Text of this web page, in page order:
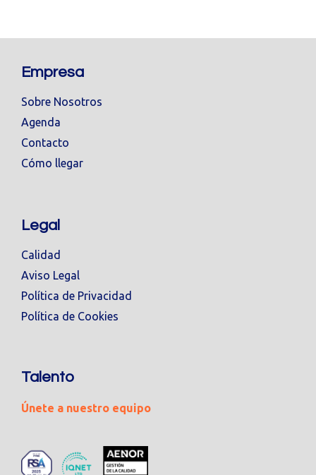
Empresa
Sobre Nosotros
Agenda
Contacto
Cómo llegar
Legal
Calidad
Aviso Legal
Política de Privacidad
Política de Cookies
Talento
Únete a nuestro equipo